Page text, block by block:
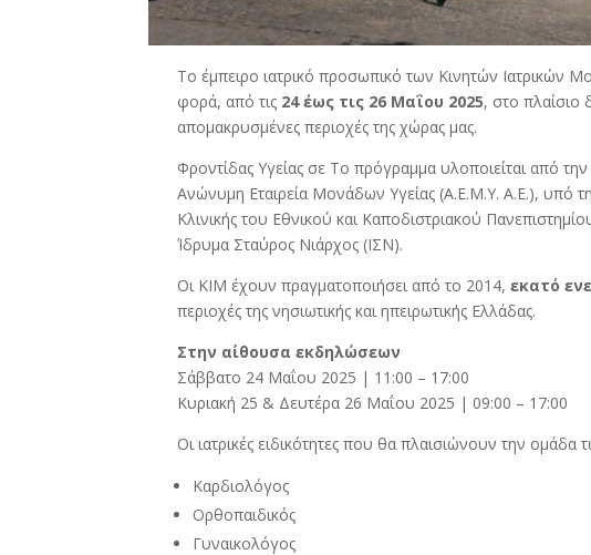
Το έμπειρο ιατρικό προσωπικό των Κινητών Ιατρικών
φορά, από τις 24 έως τις 26 Μαΐου 2025, στο πλαίσιο
απομακρυσμένες περιοχές της χώρας μας.
Φροντίδας Υγείας σε Το πρόγραμμα υλοποιείται από την
Ανώνυμη Εταιρεία Μονάδων Υγείας (Α.Ε.Μ.Υ. Α.Ε.), υπό
Κλινικής του Εθνικού και Καποδιστριακού
Ίδρυμα Σταύρος Νιάρχος (ΙΣΝ).
Οι ΚΙΜ έχουν πραγματοποιήσει από το 2014, εκατό
περιοχές της νησιωτικής και ηπειρωτικής Ελλάδας.
Στην αίθουσα εκδηλώσεων
Σάββατο 24 Μαΐου 2025 | 11:00 – 17:00
Κυριακή 25 & Δευτέρα 26 Μαΐου 2025 | 09:00 – 17:00
Οι ιατρικές ειδικότητες που θα πλαισιώνουν την ομάδα
Καρδιολόγος
Ορθοπαιδικός
Γυναικολόγος